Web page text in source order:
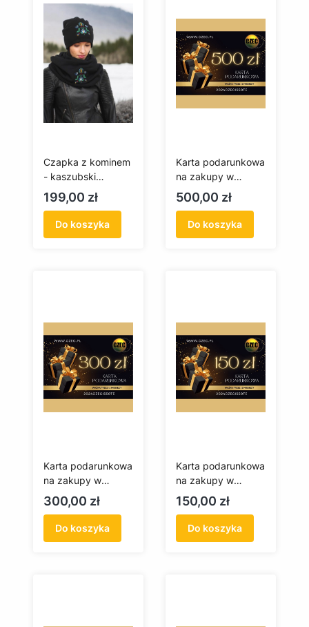
Czapka z kominem
- kaszubski
komplet
Cena
199,00 zł
Do koszyka
Karta podarunkowa
na zakupy w
czec.pl 500 zł
Cena
500,00 zł
Do koszyka
Karta podarunkowa
na zakupy w
czec.pl 300 zł
Cena
300,00 zł
Do koszyka
Karta podarunkowa
na zakupy w
czec.pl 150 zł
Cena
150,00 zł
Do koszyka